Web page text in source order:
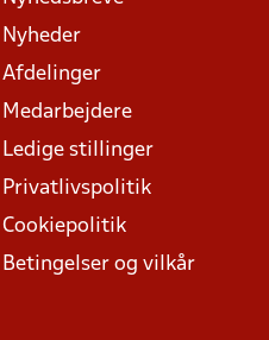
Nyheder
Afdelinger
Medarbejdere
Ledige stillinger
Privatlivspolitik
Cookiepolitik
Betingelser og vilkår